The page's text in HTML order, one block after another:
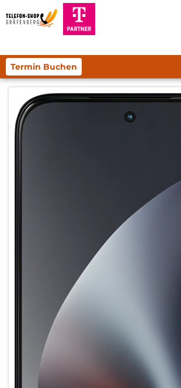
Termin Buchen